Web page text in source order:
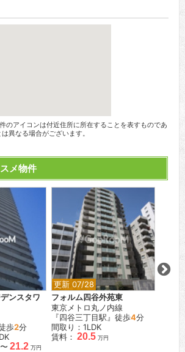
のアイコンは付近住所に所在することを表すものであ
異なる場合がございます。
メ物件
ンスタワ
歩2分
〜 21.2 万円
更新 07/28
フォルム四谷外苑東
東京メトロ丸ノ内線
『四谷三丁目駅』徒歩4分
間取り：1LDK
賃料： 20.5 万円